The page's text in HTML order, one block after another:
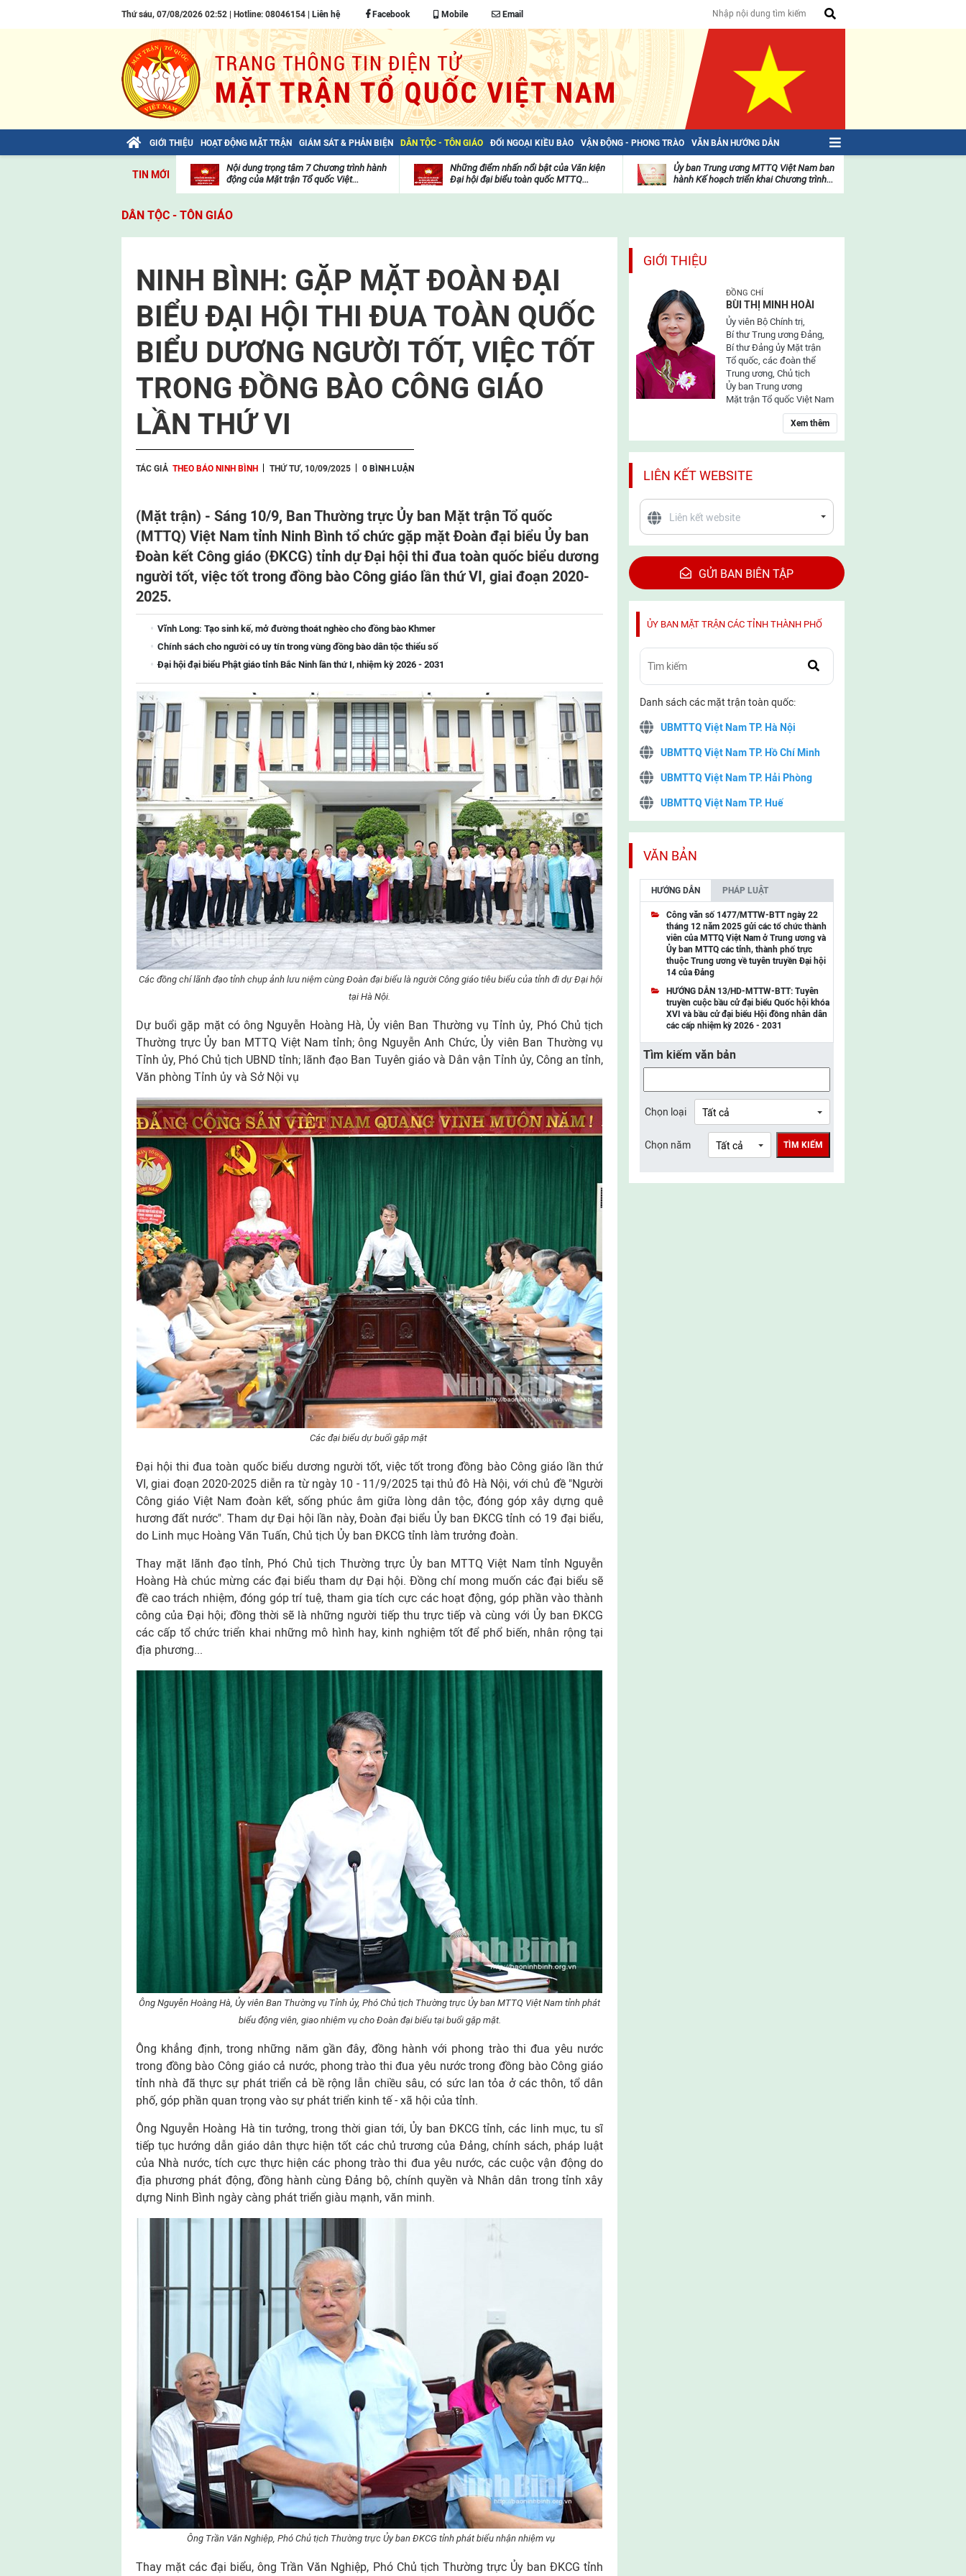
Thứ sáu, 07/08/2026 02:52 | Hotline: 08046154 | Liên hệ Facebook Mobile Email
GIỚI THIỆU HOẠT ĐỘNG MẶT TRẬN GIÁM SÁT & PHẢN BIỆN DÂN TỘC - TÔN GIÁO ĐỐI NGOẠI KIỀU BÀO VẬN ĐỘNG - PHONG TRÀO VĂN BẢN HƯỚNG DẪN
TIN MỚI
Bài viết của Tổng Bí thư Tô Lâm: TIẾN
viện
Nội dung trọng tâm 7 Chương trình hành
động của Mặt trận Tổ quốc Việt...
Những điểm nhấn nổi bật của Văn kiện
Đại hội đại biểu toàn quốc MTTQ...
mặt
trận
Ủy ban Trung ương MTTQ Việt Nam ban
hành Kế hoạch triển khai Chương trình...
DÂN TỘC - TÔN GIÁO
NINH BÌNH: GẶP MẶT ĐOÀN ĐẠI
BIỂU ĐẠI HỘI THI ĐUA TOÀN QUỐC
BIỂU DƯƠNG NGƯỜI TỐT, VIỆC TỐT
TRONG ĐỒNG BÀO CÔNG GIÁO
LẦN THỨ VI
TÁC GIẢ THEO BÁO NINH BÌNH THỨ TƯ, 10/09/2025 0 BÌNH LUẬN
(Mặt trận) - Sáng 10/9, Ban Thường trực Ủy ban Mặt trận Tổ quốc
(MTTQ) Việt Nam tỉnh Ninh Bình tổ chức gặp mặt Đoàn đại biểu Ủy ban
Đoàn kết Công giáo (ĐKCG) tỉnh dự Đại hội thi đua toàn quốc biểu dương
người tốt, việc tốt trong đồng bào Công giáo lần thứ VI, giai đoạn 2020-
2025.
Vĩnh Long: Tạo sinh kế, mở đường thoát nghèo cho đồng bào Khmer
Chính sách cho người có uy tín trong vùng đồng bào dân tộc thiểu số
Đại hội đại biểu Phật giáo tỉnh Bắc Ninh lần thứ I, nhiệm kỳ 2026 - 2031
Các đồng chí lãnh đạo tỉnh chụp ảnh lưu niệm cùng Đoàn đại biểu là người Công giáo tiêu biểu của tỉnh đi dự Đại hội
tại Hà Nội.
Dự buổi gặp mặt có ông Nguyễn Hoàng Hà, Ủy viên Ban Thường vụ Tỉnh ủy, Phó Chủ tịch
Thường trực Ủy ban MTTQ Việt Nam tỉnh; ông Nguyễn Anh Chức, Ủy viên Ban Thường vụ
Tỉnh ủy, Phó Chủ tịch UBND tỉnh; lãnh đạo Ban Tuyên giáo và Dân vận Tỉnh ủy, Công an tỉnh,
Văn phòng Tỉnh ủy và Sở Nội vụ
Các đại biểu dự buổi gặp mặt
Đại hội thi đua toàn quốc biểu dương người tốt, việc tốt trong đồng bào Công giáo lần thứ
VI, giai đoạn 2020-2025 diễn ra từ ngày 10 - 11/9/2025 tại thủ đô Hà Nội, với chủ đề "Người
Công giáo Việt Nam đoàn kết, sống phúc âm giữa lòng dân tộc, đóng góp xây dựng quê
hương đất nước". Tham dự Đại hội lần này, Đoàn đại biểu Ủy ban ĐKCG tỉnh có 19 đại biểu,
do Linh mục Hoàng Văn Tuấn, Chủ tịch Ủy ban ĐKCG tỉnh làm trưởng đoàn.
Thay mặt lãnh đạo tỉnh, Phó Chủ tịch Thường trực Ủy ban MTTQ Việt Nam tỉnh Nguyễn
Hoàng Hà chúc mừng các đại biểu tham dự Đại hội. Đồng chí mong muốn các đại biểu sẽ
đề cao trách nhiệm, đóng góp trí tuệ, tham gia tích cực các hoạt động, góp phần vào thành
công của Đại hội; đồng thời sẽ là những người tiếp thu trực tiếp và cùng với Ủy ban ĐKCG
các cấp tổ chức triển khai những mô hình hay, kinh nghiệm tốt để phổ biến, nhân rộng tại
địa phương...
Ông Nguyễn Hoàng Hà, Ủy viên Ban Thường vụ Tỉnh ủy, Phó Chủ tịch Thường trực Ủy ban MTTQ Việt Nam tỉnh phát
biểu động viên, giao nhiệm vụ cho Đoàn đại biểu tại buổi gặp mặt.
Ông khẳng định, trong những năm gần đây, đồng hành với phong trào thi đua yêu nước
trong đồng bào Công giáo cả nước, phong trào thi đua yêu nước trong đồng bào Công giáo
tỉnh nhà đã thực sự phát triển cả bề rộng lẫn chiều sâu, có sức lan tỏa ở các thôn, tổ dân
phố, góp phần quan trọng vào sự phát triển kinh tế - xã hội của tỉnh.
Ông Nguyễn Hoàng Hà tin tưởng, trong thời gian tới, Ủy ban ĐKCG tỉnh, các linh mục, tu sĩ
tiếp tục hướng dẫn giáo dân thực hiện tốt các chủ trương của Đảng, chính sách, pháp luật
của Nhà nước, tích cực thực hiện các phong trào thi đua yêu nước, các cuộc vận động do
địa phương phát động, đồng hành cùng Đảng bộ, chính quyền và Nhân dân trong tỉnh xây
dựng Ninh Bình ngày càng phát triển giàu mạnh, văn minh.
Ông Trần Văn Nghiệp, Phó Chủ tịch Thường trực Ủy ban ĐKCG tỉnh phát biểu nhận nhiệm vụ
Thay mặt các đại biểu, ông Trần Văn Nghiệp, Phó Chủ tịch Thường trực Ủy ban ĐKCG tỉnh
GIỚI THIỆU
ĐỒNG CHÍ
BÙI THỊ MINH HOÀI
Ủy viên Bộ Chính trị,
Bí thư Trung ương Đảng,
Bí thư Đảng ủy Mặt trận
Tổ quốc, các đoàn thể
Trung ương, Chủ tịch
Ủy ban Trung ương
Mặt trận Tổ quốc Việt Nam
Xem thêm
LIÊN KẾT WEBSITE
GỬI BAN BIÊN TẬP
ỦY BAN MẶT TRẬN CÁC TỈNH THÀNH PHỐ
Danh sách các mặt trận toàn quốc:
UBMTTQ Việt Nam TP. Hà Nội
UBMTTQ Việt Nam TP. Hồ Chí Minh
UBMTTQ Việt Nam TP. Hải Phòng
UBMTTQ Việt Nam TP. Huế
UBMTTQ Việt Nam TP. Cần Thơ
UBMTTQ Việt Nam tỉnh Quảng Ninh
UBMTTQ Việt Nam tỉnh Cao Bằng
UBMTTQ Việt Nam tỉnh Lạng Sơn
UBMTTQ Việt Nam tỉnh Lai Châu
UBMTTQ Việt Nam tỉnh Điện Biên
UBMTTQ Việt Nam tỉnh Sơn La
UBMTTQ Việt Nam tỉnh Thanh Hóa
UBMTTQ Việt Nam tỉnh Nghệ An
UBMTTQ Việt Nam tỉnh Lào Cai
UBMTTQ Việt Nam tỉnh Thái Nguyên
VĂN BẢN
HƯỚNG DẪN PHÁP LUẬT
Công văn số 1477/MTTW-BTT ngày 22
tháng 12 năm 2025 gửi các tổ chức thành
viên của MTTQ Việt Nam ở Trung ương và
Ủy ban MTTQ các tỉnh, thành phố trực
thuộc Trung ương về tuyên truyền Đại hội
14 của Đảng
HƯỚNG DẪN 13/HD-MTTW-BTT: Tuyên
truyền cuộc bầu cử đại biểu Quốc hội khóa
XVI và bầu cử đại biểu Hội đồng nhân dân
các cấp nhiệm kỳ 2026 - 2031
Tìm kiếm văn bản
Chọn loại
Chọn năm TÌM KIẾM